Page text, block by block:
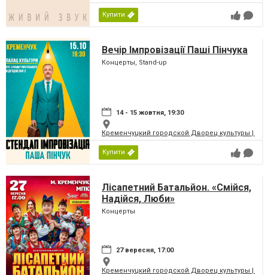
Купити
Вечір Імпровізації Паші Пінчука
Концерты, Stand-up
14 - 15 жовтня, 19:30
Кременчуцкий городской Дворец культуры |
Купити
Лісапетний Батальйон. «Смійся,
Надійся, Люби»
Концерты
27 вересня, 17:00
Кременчуцкий городской Дворец культуры |